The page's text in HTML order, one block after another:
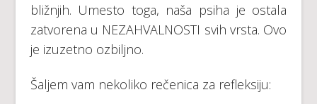
bližnjih. Umesto toga, naša psiha je ostala
zatvorena u NEZAHVALNOSTI svih vrsta. Ovo
je izuzetno ozbiljno.
Šaljem vam nekoliko rečenica za refleksiju: